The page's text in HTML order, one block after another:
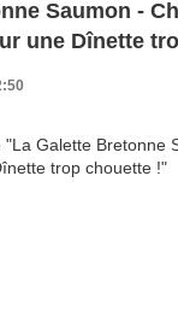
Saumon -
une Dînette